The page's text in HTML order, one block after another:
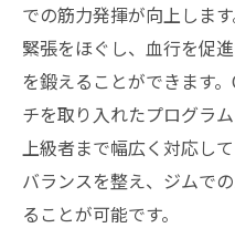
での筋力発揮が向上しま
緊張をほぐし、血行を促
を鍛えることができます
チを取り入れたプログラ
上級者まで幅広く対応し
バランスを整え、ジムで
ることが可能です。